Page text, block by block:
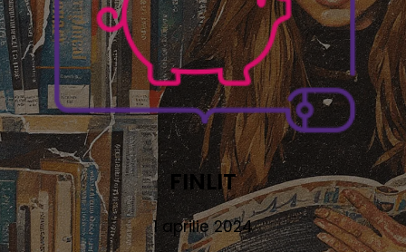
FINLIT
1 aprilie 2024